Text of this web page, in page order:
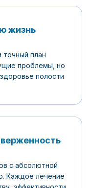
жизнь
план
проблемы, но
полости
с абсолютной
Каждое лечение